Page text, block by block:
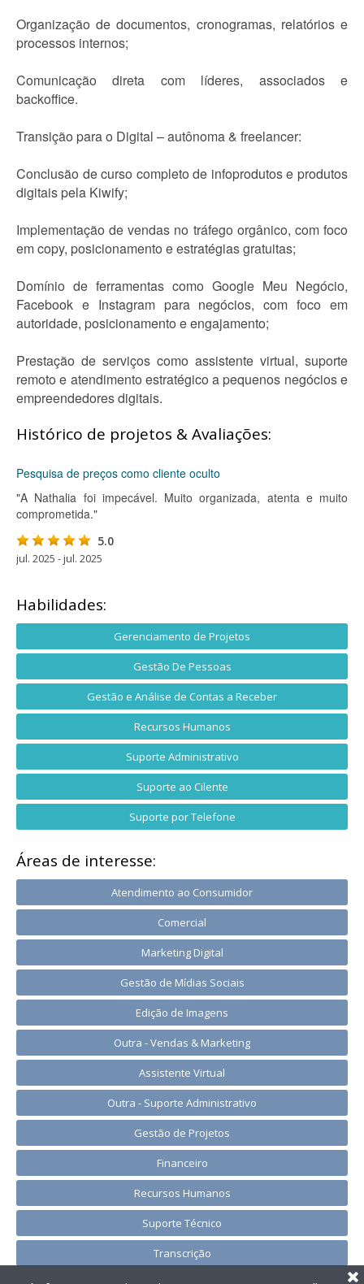
Organização de documentos, cronogramas, relatórios e
processos internos;
Comunicação direta com líderes, associados e
backoffice.
Transição para o Digital – autônoma & freelancer:
Conclusão de curso completo de infoprodutos e produtos
digitais pela Kiwify;
Implementação de vendas no tráfego orgânico, com foco
em copy, posicionamento e estratégias gratuitas;
Domínio de ferramentas como Google Meu Negócio,
Facebook e Instagram para negócios, com foco em
autoridade, posicionamento e engajamento;
Prestação de serviços como assistente virtual, suporte
remoto e atendimento estratégico a pequenos negócios e
empreendedores digitais.
Histórico de projetos & Avaliações:
Pesquisa de preços como cliente oculto
"A Nathalia foi impecável. Muito organizada, atenta e muito
comprometida."
5.0
jul. 2025 - jul. 2025
Habilidades:
Gerenciamento de Projetos
Gestão De Pessoas
Gestão e Análise de Contas a Receber
Recursos Humanos
Suporte Administrativo
Suporte ao Cilente
Suporte por Telefone
Áreas de interesse:
Atendimento ao Consumidor
Comercial
Marketing Digital
Gestão de Mídias Sociais
Edição de Imagens
Outra - Vendas & Marketing
Assistente Virtual
Outra - Suporte Administrativo
Gestão de Projetos
Financeiro
Recursos Humanos
Suporte Técnico
Transcrição